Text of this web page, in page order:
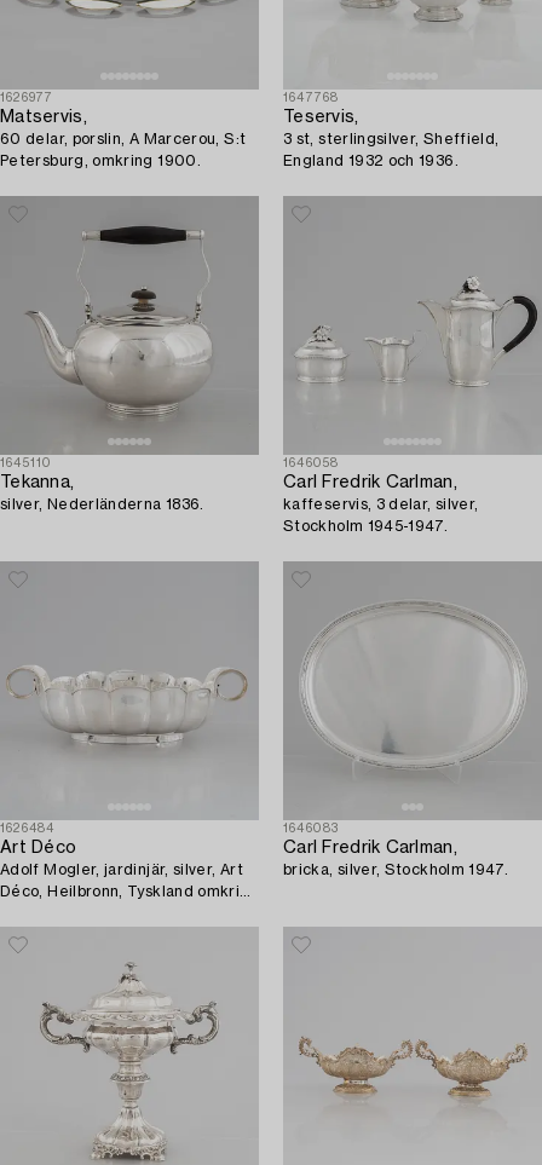
1626977
Matservis,
60 delar, porslin, A Marcerou, S:t
Petersburg, omkring 1900.
1647768
Teservis,
3 st, sterlingsilver, Sheffield,
England 1932 och 1936.
1645110
Tekanna,
silver, Nederländerna 1836.
1646058
Carl Fredrik Carlman,
kaffeservis, 3 delar, silver,
Stockholm 1945-1947.
1626484
Art Déco
Adolf Mogler, jardinjär, silver, Art
Déco, Heilbronn, Tyskland omkring
1646083
Carl Fredrik Carlman,
bricka, silver, Stockholm 1947.